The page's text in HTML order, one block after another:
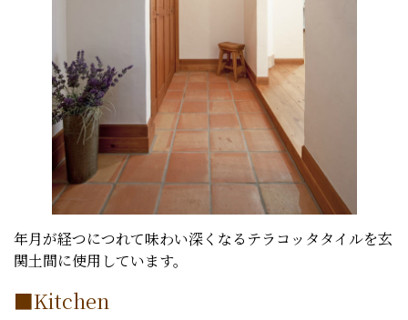
年月が経つにつれて味わい深くなるテラコッタタイルを玄
関土間に使用しています。
■Kitchen